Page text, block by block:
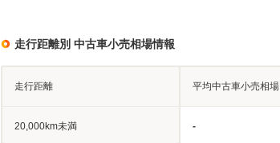
走行距離別 中古車小売相場情報
走行距離 平均中古車小売相場
20,000km未満 -